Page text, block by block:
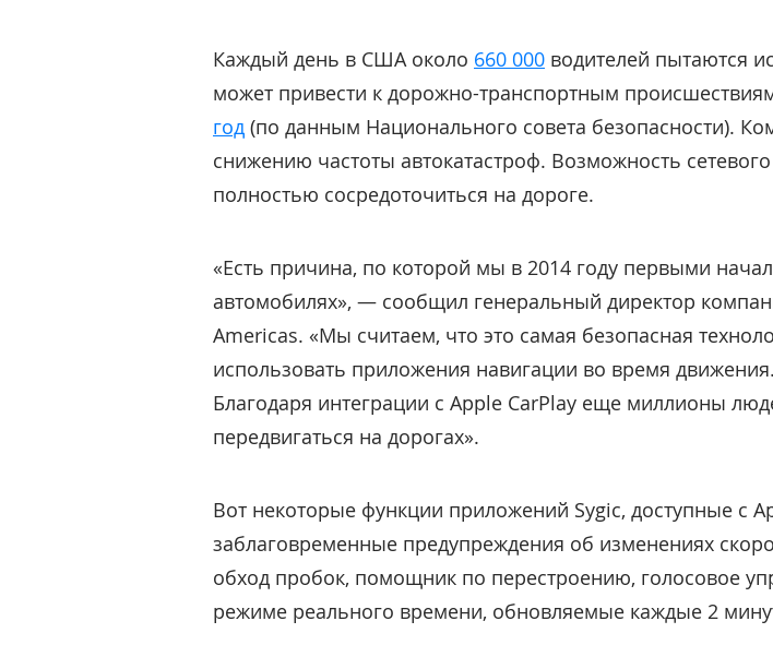
Каждый день в США около 660 000 водителей пытаются
может привести к дорожно-транспортным
год (по данным Национального совета безопасности).
снижению частоты автокатастроф. Возможность
полностью сосредоточиться на дороге.
«Есть причина, по которой мы в 2014 году первыми
автомобилях», — сообщил генеральный директор
Americas. «Мы считаем, что это самая безопасная
использовать приложения навигации во время
Благодаря интеграции с Apple CarPlay еще миллионы
передвигаться на дорогах».
Вот некоторые функции приложений Sygic, доступные с
заблаговременные предупреждения об изменениях
обход пробок, помощник по перестроению, голосовое
режиме реального времени, обновляемые каждые 2